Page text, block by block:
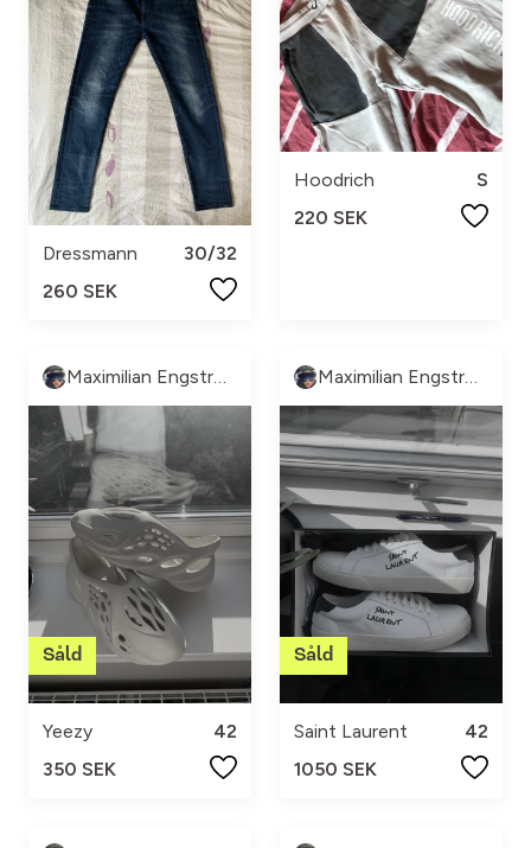
Dressmann
30/32
260 SEK
Hoodrich
S
220 SEK
Maximilian Engström
Yeezy
42
350 SEK
Maximilian Engström
Saint Laurent
42
1050 SEK